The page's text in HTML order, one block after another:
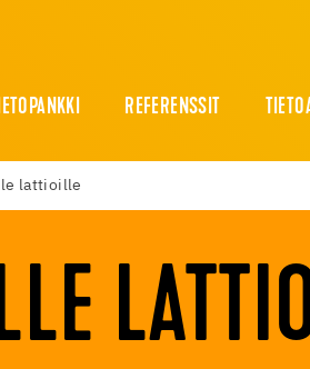
REFERENSSIT
lattioille